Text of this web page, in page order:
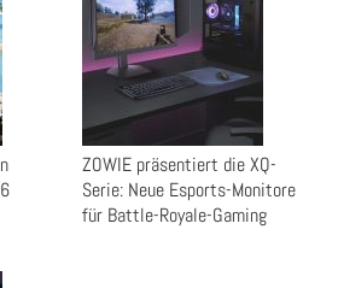
ZOWIE präsentiert die XQ-
Serie: Neue Esports-Monitore
für Battle-Royale-Gaming